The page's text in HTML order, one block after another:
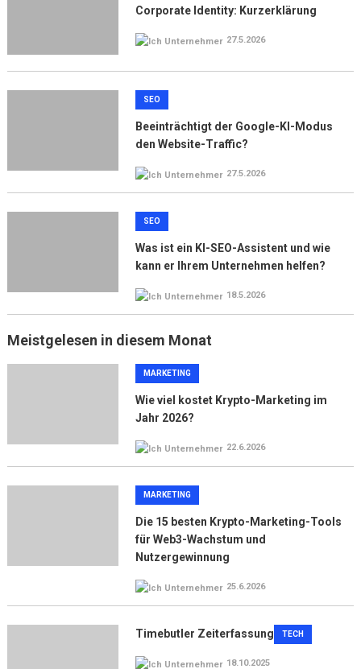
Corporate Identity: Kurzerklärung
27.5.2026
SEO
Beeinträchtigt der Google-KI-Modus
den Website-Traffic?
27.5.2026
SEO
Was ist ein KI-SEO-Assistent und wie
kann er Ihrem Unternehmen helfen?
18.5.2026
Meistgelesen in diesem Monat
MARKETING
Wie viel kostet Krypto-Marketing im
Jahr 2026?
22.6.2026
MARKETING
Die 15 besten Krypto-Marketing-Tools
für Web3-Wachstum und
Nutzergewinnung
25.6.2026
TECH
Timebutler Zeiterfassung
18.10.2025